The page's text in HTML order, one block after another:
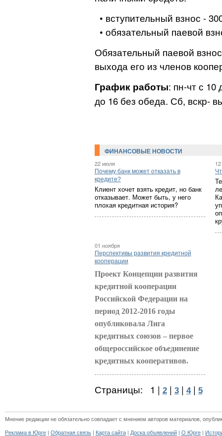
• вступительный взнос -
• обязательный паевой
Обязательный паевой
выхода его из членов
График работы: пн-чт с 10
до 16 без обеда. Сб, вскр-
ФИНАНСОВЫЕ НОВОСТИ
22 июля
Почему банк может отказать в
кредите?
Клиент хочет взять кредит, но банк
отказывает. Может быть, у него
плохая кредитная история?
01 ноября
Перспективы развития кредитной
кооперации
Проект Концепции развития
кредитной кооперации
Российской Федерации на
период 2012-2016 годы
опубликовала Лига
кредитных союзов – первое
общероссийское объединение
кредитных кооперативов.
Страницы: 1 | 2| 3| 4| 5
Мнение редакции не обязательно совпадает с мнением авторов материалов,
Реклама в Юрге| Обратная связь| Карта сайта| Доска объявлений| О Юрге|